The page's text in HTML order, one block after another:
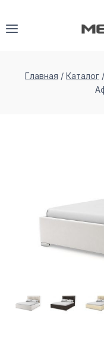
Главная / Каталог /